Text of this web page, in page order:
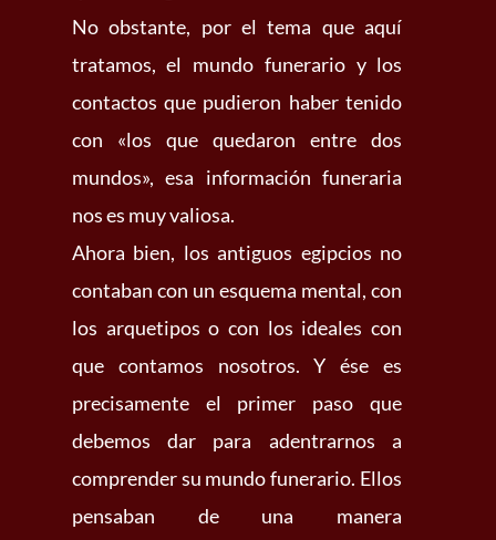
No obstante, por el tema que aquí
tratamos, el mundo funerario y los
contactos que pudieron haber tenido
con «los que quedaron entre dos
mundos», esa información funeraria
nos es muy valiosa.
Ahora bien, los antiguos egipcios no
contaban con un esquema mental, con
los arquetipos o con los ideales con
que contamos nosotros. Y ése es
precisamente el primer paso que
debemos dar para adentrarnos a
comprender su mundo funerario. Ellos
pensaban de una manera